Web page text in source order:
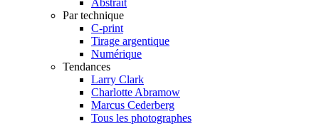
Par technique
C-print
Tirage argentique
Numérique
Tendances
Larry Clark
Charlotte Abramow
Marcus Cederberg
Tous les photographes